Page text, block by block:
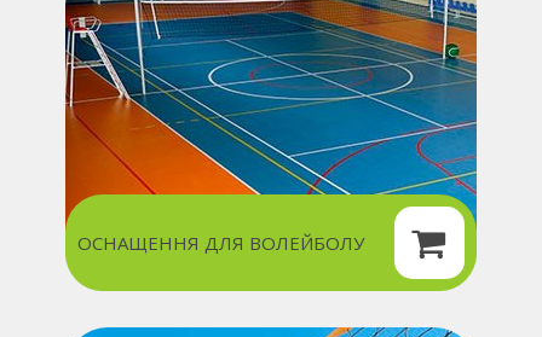
ОСНАЩЕННЯ ДЛЯ ВОЛЕЙБОЛУ